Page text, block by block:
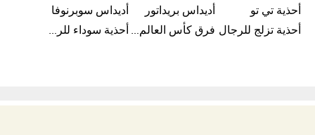
أحذية تي تو
أديداس بريداتور
أديداس سوبرنوفا
أحذية تزلج للرجال
فرق كأس العالم FIFA 26™ أحذية سوداء للرجال